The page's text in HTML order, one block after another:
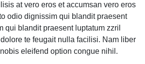
at vero eros et accumsan vero eros
odio dignissim qui blandit praesent
qui blandit praesent luptatum zzril
te feugait nulla facilisi. Nam liber
eleifend option congue nihil.